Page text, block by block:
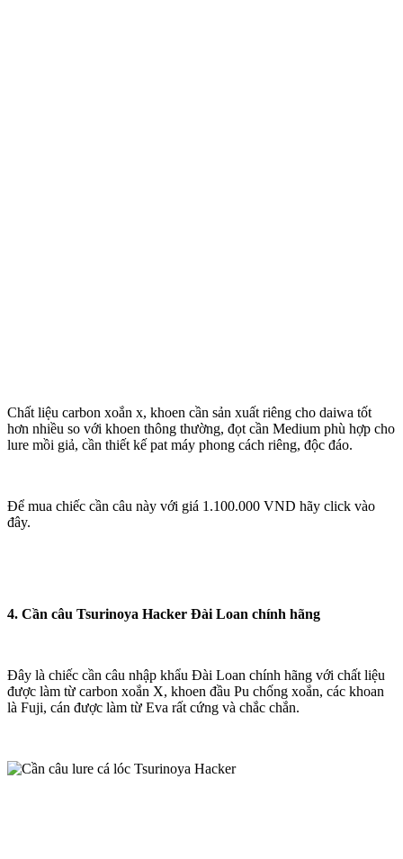
Chất liệu carbon xoắn x, khoen cần sản xuất riêng cho daiwa tốt
hơn nhiều so với khoen thông thường, đọt cần Medium phù hợp cho
lure mồi giả, cần thiết kế pat máy phong cách riêng, độc đáo.
Để mua chiếc cần câu này với giá 1.100.000 VND hãy click vào
đây.
4. Cần câu Tsurinoya Hacker Đài Loan chính hãng
Đây là chiếc cần câu nhập khẩu Đài Loan chính hãng với chất liệu
được làm từ carbon xoắn X, khoen đầu Pu chống xoắn, các khoan
là Fuji, cán được làm từ Eva rất cứng và chắc chắn.